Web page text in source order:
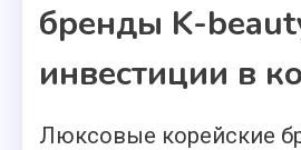
бренды K-
инвестиции в
Люксовые корейские